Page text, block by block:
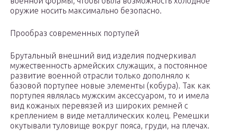
оружие носить максимально безопасно.
Прообраз современных портупей
Брутальный внешний вид изделия подчеркивал
мужественность армейских служащих, а постоянное
развитие военной отрасли только дополняло к
базовой портупее новые элементы (кобура). Так как
портупея являлась мужским аксессуаром, то и имела
вид кожаных перевязей из широких ремней с
креплением в виде металлических колец. Ремешки
окутывали туловище вокруг пояса, груди, на плечах.